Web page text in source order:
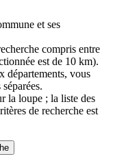
et ses
compris entre
est de 10 km).
départements, vous
la loupe ; la liste des
de recherche est